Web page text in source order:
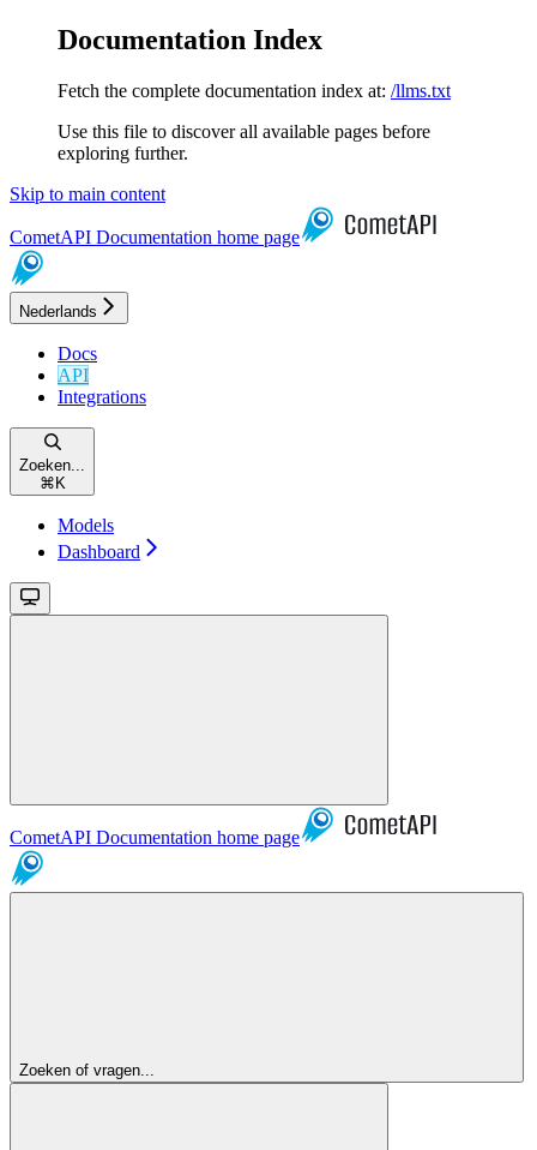
Documentation Index
Fetch the complete documentation index at: /llms.txt
Use this file to discover all available pages before
exploring further.
Skip to main content
CometAPI Documentation home page
Nederlands
Docs
API
Integrations
Zoeken...
⌘ K
Models
Dashboard
CometAPI Documentation home page
Zoeken of vragen...